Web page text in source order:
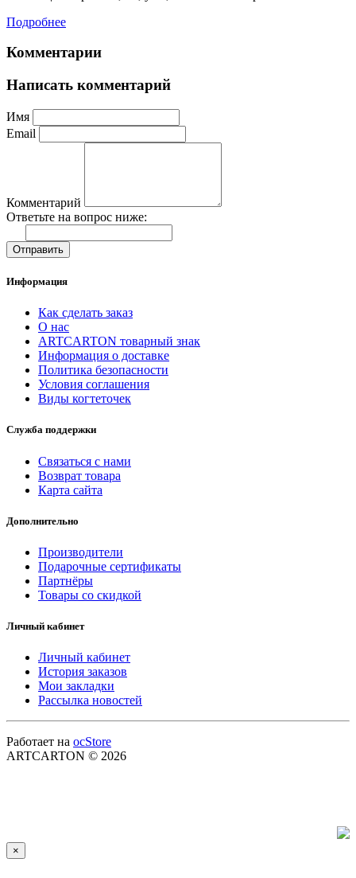
Подробнее
Комментарии
Написать комментарий
Имя
Email
Комментарий
Ответьте на вопрос ниже:
Отправить
Информация
Как сделать заказ
О нас
ARTCARTON товарный знак
Информация о доставке
Политика безопасности
Условия соглашения
Виды когтеточек
Служба поддержки
Связаться с нами
Возврат товара
Карта сайта
Дополнительно
Производители
Подарочные сертификаты
Партнёры
Товары со скидкой
Личный кабинет
Личный кабинет
История заказов
Мои закладки
Рассылка новостей
Работает на ocStore
ARTCARTON © 2026
×